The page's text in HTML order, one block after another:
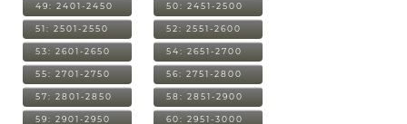
49: 2401-2450 50: 2451-2500
51: 2501-2550 52: 2551-2600
53: 2601-2650 54: 2651-2700
55: 2701-2750 56: 2751-2800
57: 2801-2850 58: 2851-2900
59: 2901-2950 60: 2951-3000